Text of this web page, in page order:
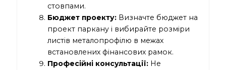
стовпами.
Бюджет проекту: Визначте бюджет на
проект паркану і вибирайте розміри
листів металопрофілю в межах
встановлених фінансових рамок.
Професійні консультації: Не